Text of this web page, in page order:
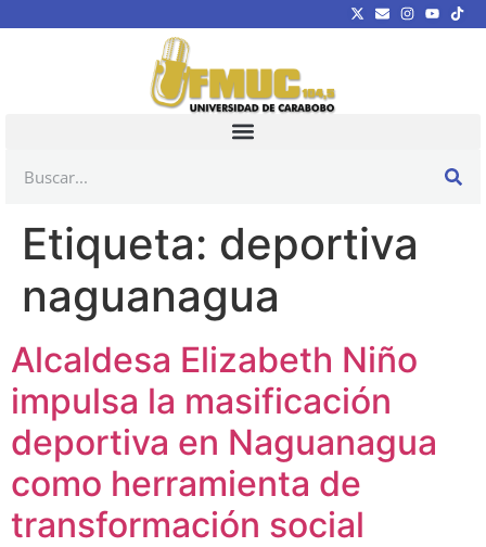
Etiqueta: deportiva
naguanagua
Alcaldesa Elizabeth Niño
impulsa la masificación
deportiva en Naguanagua
como herramienta de
transformación social